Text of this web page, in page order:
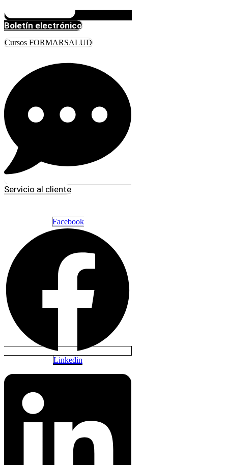
Boletín electrónico
Cursos FORMARSALUD
Servicio al cliente
Facebook
Linkedin